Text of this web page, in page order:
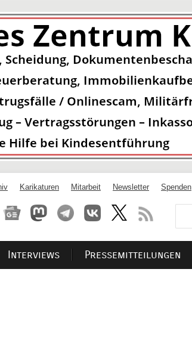
Karikaturen Mitarbeit Newsletter Spenden
Interviews Pressemitteilungen